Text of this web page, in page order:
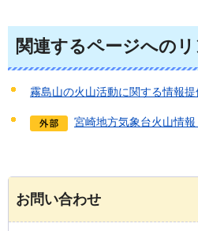
関連するページへのリ
霧島山の火山活動に関する情報提
宮崎地方気象台火山情報
お問い合わせ